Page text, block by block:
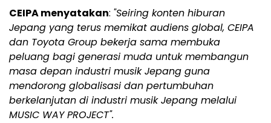
CEIPA menyatakan: "Seiring konten hiburan
Jepang yang terus memikat audiens global, CEIPA
dan Toyota Group bekerja sama membuka
peluang bagi generasi muda untuk membangun
masa depan industri musik Jepang guna
mendorong globalisasi dan pertumbuhan
berkelanjutan di industri musik Jepang melalui
MUSIC WAY PROJECT".